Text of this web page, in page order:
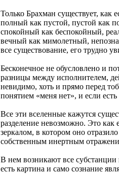
Только Брахман существует,
полный как пустой, пустой как
спокойный как беспокойный,
вечный как мимолетный,
все существование, его трудно
Бесконечное не обусловлено и
разницы между исполнителем,
невидимо, хоть и прямо перед
понятием «меня нет», и если
Все эти вселенные кажутся
разделение невозможно. Это как
зеркалом, в котором оно
собственным инертным
В нем возникают все
есть картина и само сознание